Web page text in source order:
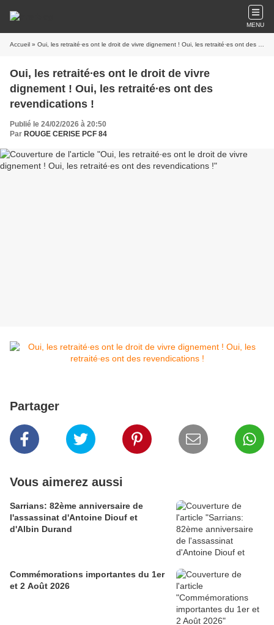
MENU
Accueil » Oui, les retraité∙es ont le droit de vivre dignement ! Oui, les retraité∙es ont des revendications !
Oui, les retraité∙es ont le droit de vivre
dignement ! Oui, les retraité∙es ont des
revendications !
Publié le 24/02/2026 à 20:50
Par ROUGE CERISE PCF 84
Partager
Vous aimerez aussi
Sarrians: 82ème anniversaire de
l'assassinat d'Antoine Diouf et
d'Albin Durand
Commémorations importantes du 1er
et 2 Août 2026